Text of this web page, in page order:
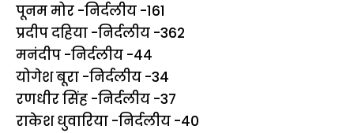
पूनम मोर -निर्दलीय -161
प्रदीप दहिया -निर्दलीय -362
मनंदीप -निर्दलीय -44
योगेश बूरा -निर्दलीय -34
रणधीर सिंह -निर्दलीय -37
राकेश धुवारिया -निर्दलीय -40